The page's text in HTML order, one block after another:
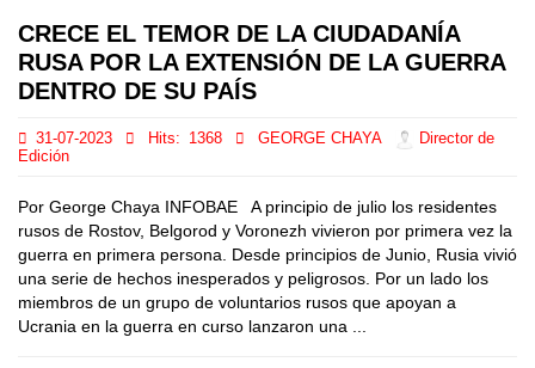
CRECE EL TEMOR DE LA CIUDADANÍA
RUSA POR LA EXTENSIÓN DE LA GUERRA
DENTRO DE SU PAÍS
31-07-2023 Hits: 1368 GEORGE CHAYA
Director de
Edición
Por George Chaya INFOBAE A principio de julio los residentes
rusos de Rostov, Belgorod y Voronezh vivieron por primera vez la
guerra en primera persona. Desde principios de Junio, Rusia vivió
una serie de hechos inesperados y peligrosos. Por un lado los
miembros de un grupo de voluntarios rusos que apoyan a
Ucrania en la guerra en curso lanzaron una ...